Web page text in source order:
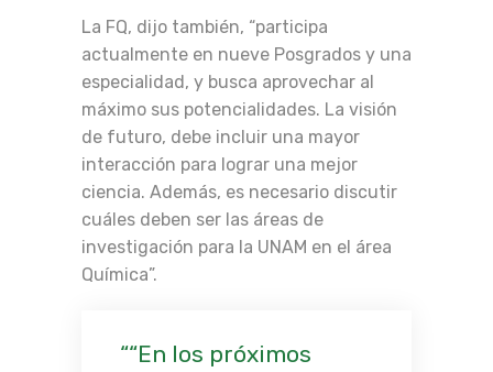
La FQ, dijo también, “participa
actualmente en nueve Posgrados y una
especialidad, y busca aprovechar al
máximo sus potencialidades. La visión
de futuro, debe incluir una mayor
interacción para lograr una mejor
ciencia. Además, es necesario discutir
cuáles deben ser las áreas de
investigación para la UNAM en el área
Química”.
“En los próximos